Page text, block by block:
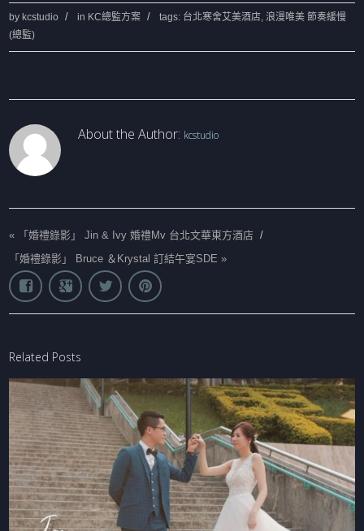
by kcstudio in KC總監方案 tags: 台北寒舍艾美酒店,浪漫唯美 節奏緩慢
(總監)
About the Author: kcstudio
« 「婚禮錄影」 Jin & Ivy 婚禮Mv 台北文華東方酒店 /
「婚禮錄影」 Bruce ＆Krystal 訂結午宴SDE »
Related Posts